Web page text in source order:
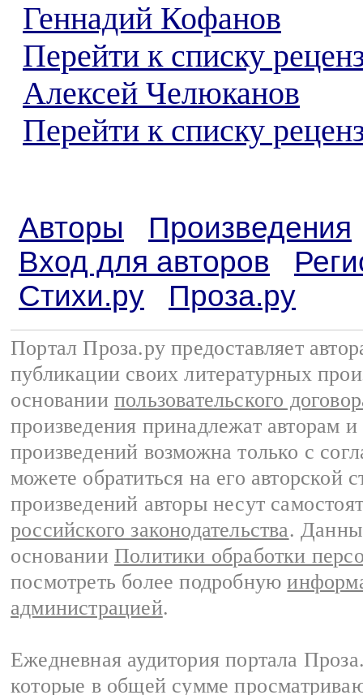
Геннадий Кофанов
Перейти к списку
Алексей Челюканов
Перейти к списку
Авторы
Произведения
Вход для авторов
Стихи.ру
Проза.ру
Портал Проза.ру предоставляет
публикации своих литературных
основании пользовательского
произведения принадлежат авторам
произведений возможна только с
можете обратиться на его авторской
произведений авторы несут
российского законодательства.
основании Политики обработки
посмотреть более подробную
администрацией.
Ежедневная аудитория портала
которые в общей сумме